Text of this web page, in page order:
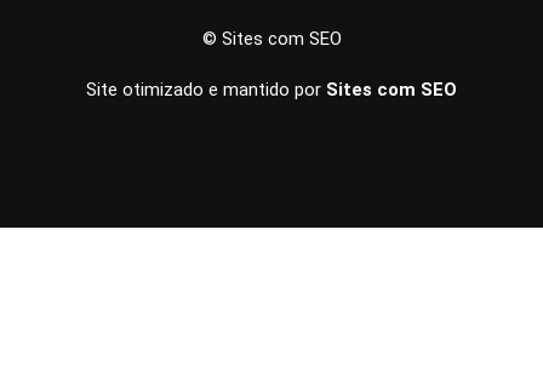
© Sites com SEO
Site otimizado e mantido por Sites com SEO